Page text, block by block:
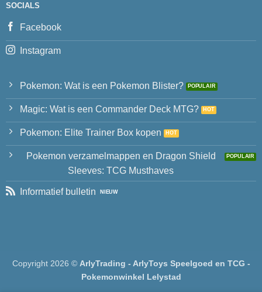
SOCIALS
Facebook
Instagram
Pokemon: Wat is een Pokemon Blister?
Magic: Wat is een Commander Deck MTG?
Pokemon: Elite Trainer Box kopen
Pokemon verzamelmappen en Dragon Shield
Sleeves: TCG Musthaves
Informatief bulletin
Copyright 2026 © ArlyTrading - ArlyToys Speelgoed en TCG -
Pokemonwinkel Lelystad